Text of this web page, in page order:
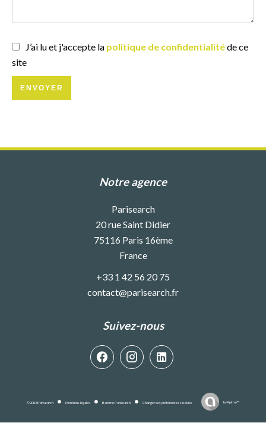
J’ai lu et j'accepte la politique de confidentialitéde ce
site
ENVOYER
Notre agence
Parisearch
20 rue Saint Didier
75116 Paris 16ème
France
+33 1 42 56 20 75
contact@parisearch.fr
Suivez-nous
©2026 Parisearch Mentions légales Barème Parisearch Changer ses préférences cookies byApimo™